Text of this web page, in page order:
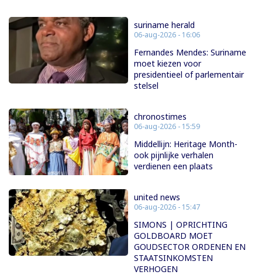
suriname herald
06-aug-2026 - 16:06
Fernandes Mendes: Suriname
moet kiezen voor
presidentieel of parlementair
stelsel
chronostimes
06-aug-2026 - 15:59
Middellijn: Heritage Month-
ook pijnlijke verhalen
verdienen een plaats
united news
06-aug-2026 - 15:47
SIMONS | OPRICHTING
GOLDBOARD MOET
GOUDSECTOR ORDENEN EN
STAATSINKOMSTEN
VERHOGEN